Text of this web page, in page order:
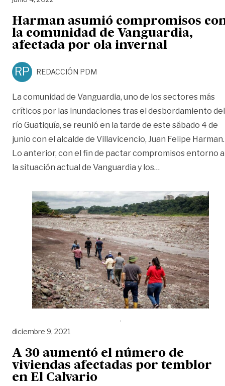
Harman asumió compromisos
la comunidad de Vanguardia,
afectada por ola invernal
RP REDACCIÓN PDM
La comunidad de Vanguardia, uno de los sectores más
críticos por las inundaciones tras el desbordamiento del
río Guatiquía, se reunió en la tarde de este sábado 4 de
junio con el alcalde de Villavicencio, Juan Felipe Harman.
Lo anterior, con el fin de pactar compromisos entorno a
la situación actual de Vanguardia y los…
diciembre 9, 2021
A 30 aumentó el número de
viviendas afectadas por temblor
en El Calvario